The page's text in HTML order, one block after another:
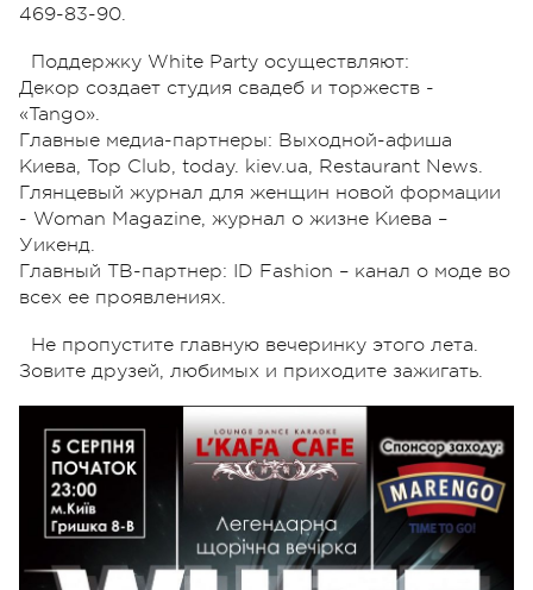
469-83-90.
Поддержку White Party осуществляют:
Декор создает студия свадеб и торжеств -
«Tango».
Главные медиа-партнеры: Выходной-афиша
Киева, Top Club, today. kiev.ua, Restaurant News.
Глянцевый журнал для женщин новой формации
- Woman Magazine, журнал о жизне Киева –
Уикенд.
Главный ТВ-партнер: ID Fashion – канал о моде во
всех ее проявлениях.
Не пропустите главную вечеринку этого лета.
Зовите друзей, любимых и приходите зажигать.